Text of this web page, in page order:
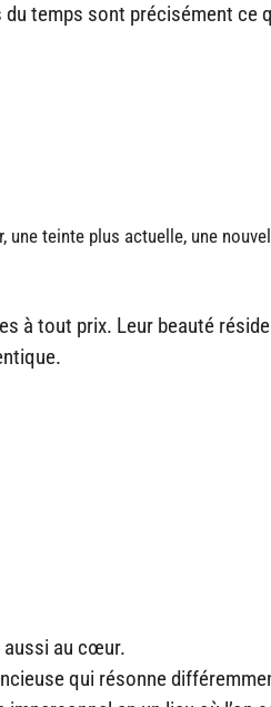
temps sont précisément ce
teinte plus actuelle, une
à tout prix. Leur beauté
aussi au cœur.
qui résonne